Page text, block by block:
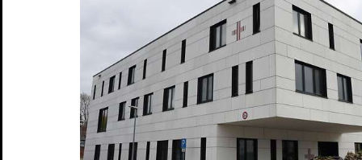
Befehlsausgabe bei der Abschlussübung: Vor
Ihrer „Feuertaufe“, der Abschlussprüfung,
erhalten Sie die letzten Befehle durch Ihre
Ausbilder und Prüfer im Gelände.
Bundeswehr/Deutsch-Französisches